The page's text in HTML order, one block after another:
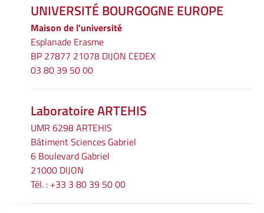
UNIVERSITÉ BOURGOGNE EUROPE
Maison de l'université
Esplanade Erasme
BP 27877 21078 DIJON CEDEX
03 80 39 50 00
Laboratoire ARTEHIS
UMR 6298 ARTEHIS
Bâtiment Sciences Gabriel
6 Boulevard Gabriel
21000 DIJON
Tél. : +33 3 80 39 50 00